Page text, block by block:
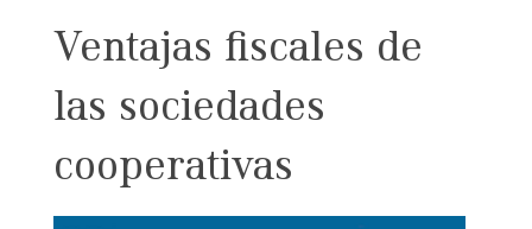
Ventajas fiscales de
las sociedades
cooperativas